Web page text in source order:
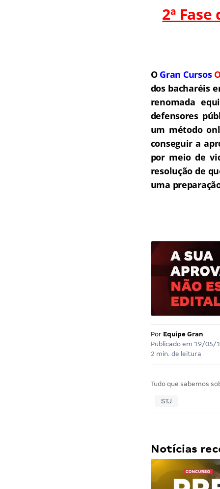
2ª
O Gran Cursos
dos bacharéis
renomada
defensores
um método
conseguir a
por meio de
resolução de
uma
Por Equipe Gran
Publicado em 19/05/
2 min. de leitura
Tudo que sabemos
STJ
Notícias